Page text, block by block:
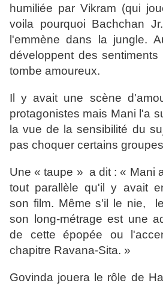
humiliée par Vikram (qui
voila pourquoi Bachchan
l'emmène dans la jungle.
développent des
tombe amoureux.
Il y avait une scène
protagonistes mais Mani l'a
la vue de la sensibilité du
pas choquer certains
Une « taupe » a dit : « Mani
tout parallèle qu'il y avait
son film. Même s'il le nie,
son long-métrage est une
de cette épopée ou
chapitre Ravana-Sita. »
Govinda jouera le rôle de